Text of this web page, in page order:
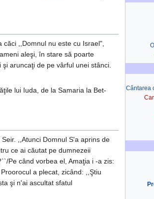
Cântarea
căci ,,Domnul nu este cu Israel",
aleşi, în stare să poarte
aruncaţi de pe vârful unei stânci.
lui Iuda, de la Samaria la Bet-
,,Atunci Domnul S'a aprins de
ce ai căutat pe dumnezeii
Pe când vorbea el, Amaţia i -a zis:
a plecat, zicând: ,,Ştiu
şi n'ai ascultat sfatul